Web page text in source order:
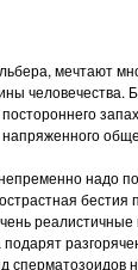
мечтают
человечества.
надо
бестия
сперматозоидов